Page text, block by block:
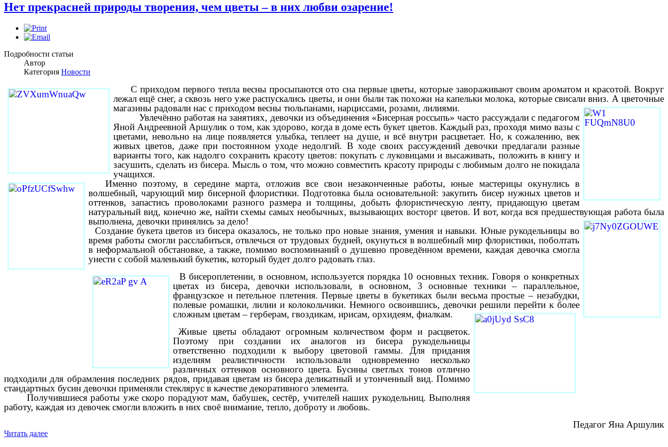
Нет прекрасней природы творения, чем цветы – в них любви озарение!
Подробности статьи
Автор
Категория Новости
С приходом первого тепла весны просыпаются ото сна первые цветы, которые завораживают своим ароматом и красотой. Вокруг
лежал ещё снег, а сквозь него уже распускались цветы, и они были так похожи на капельки молока, которые свисали вниз. А цветочные
магазины радовали нас с приходом весны тюльпанами, нарциссами, розами, лилиями.
Увлечённо работая на занятиях, девочки из объединения «Бисерная россыпь» часто рассуждали с педагогом
Яной Андреевной Аршулик о том, как здорово, когда в доме есть букет цветов. Каждый раз, проходя мимо вазы с
цветами, невольно на лице появляется улыбка, теплеет на душе, и всё внутри расцветает. Но, к сожалению, век
живых цветов, даже при постоянном уходе недолгий. В ходе своих рассуждений девочки предлагали разные
варианты того, как надолго сохранить красоту цветов: покупать с луковицами и высаживать, положить в книгу и
засушить, сделать из бисера. Мысль о том, что можно совместить красоту природы с любимым долго не покидала
учащихся.
Именно поэтому, в середине марта, отложив все свои незаконченные работы, юные мастерицы окунулись в
волшебный, чарующий мир бисерной флористики. Подготовка была основательной: закупить бисер нужных цветов и
оттенков, запастись проволоками разного размера и толщины, добыть флористическую ленту, придающую цветам
натуральный вид, конечно же, найти схемы самых необычных, вызывающих восторг цветов. И вот, когда вся предшествующая работа была
выполнена, девочки принялись за дело!
Создание букета цветов из бисера оказалось, не только про новые знания, умения и навыки. Юные рукодельницы во
время работы смогли расслабиться, отвлечься от трудовых будней, окунуться в волшебный мир флористики, поболтать
в неформальной обстановке, а также, помимо воспоминаний о душевно проведённом времени, каждая девочка смогла
унести с собой маленький букетик, который будет долго радовать глаз.
В бисероплетении, в основном, используется порядка 10 основных техник. Говоря о конкретных
цветах из бисера, девочки использовали, в основном, 3 основные техники – параллельное,
французское и петельное плетения. Первые цветы в букетиках были весьма простые – незабудки,
полевые ромашки, лилии и колокольчики. Немного освоившись, девочки решили перейти к более
сложным цветам – герберам, гвоздикам, ирисам, орхидеям, фиалкам.
Живые цветы обладают огромным количеством форм и расцветок.
Поэтому при создании их аналогов из бисера рукодельницы
ответственно подходили к выбору цветовой гаммы. Для придания
изделиям реалистичности использовали одновременно несколько
различных оттенков основного цвета. Бусины светлых тонов отлично
подходили для обрамления последних рядов, придавая цветам из бисера деликатный и утонченный вид. Помимо
стандартных бусин девочки применяли стеклярус в качестве декоративного элемента.
Получившиеся работы уже скоро порадуют мам, бабушек, сестёр, учителей наших рукодельниц. Выполняя
работу, каждая из девочек смогли вложить в них своё внимание, тепло, доброту и любовь.
Педагог Яна Аршулик
Читать далее